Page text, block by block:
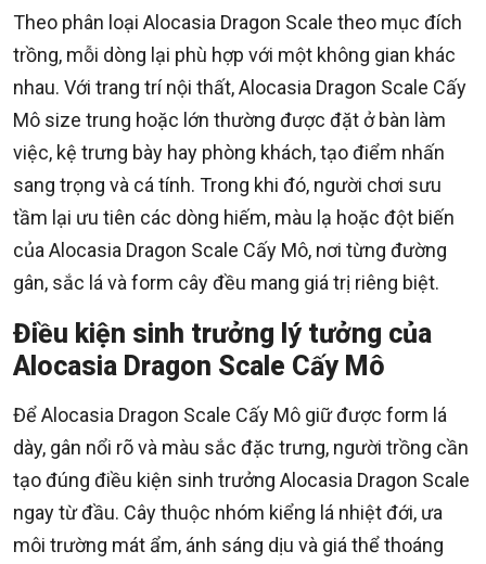
Theo phân loại Alocasia Dragon Scale theo mục đích
trồng, mỗi dòng lại phù hợp với một không gian khác
nhau. Với trang trí nội thất, Alocasia Dragon Scale Cấy
Mô size trung hoặc lớn thường được đặt ở bàn làm
việc, kệ trưng bày hay phòng khách, tạo điểm nhấn
sang trọng và cá tính. Trong khi đó, người chơi sưu
tầm lại ưu tiên các dòng hiếm, màu lạ hoặc đột biến
của Alocasia Dragon Scale Cấy Mô, nơi từng đường
gân, sắc lá và form cây đều mang giá trị riêng biệt.
Điều kiện sinh trưởng lý tưởng của
Alocasia Dragon Scale Cấy Mô
Để Alocasia Dragon Scale Cấy Mô giữ được form lá
dày, gân nổi rõ và màu sắc đặc trưng, người trồng cần
tạo đúng điều kiện sinh trưởng Alocasia Dragon Scale
ngay từ đầu. Cây thuộc nhóm kiểng lá nhiệt đới, ưa
môi trường mát ẩm, ánh sáng dịu và giá thể thoáng